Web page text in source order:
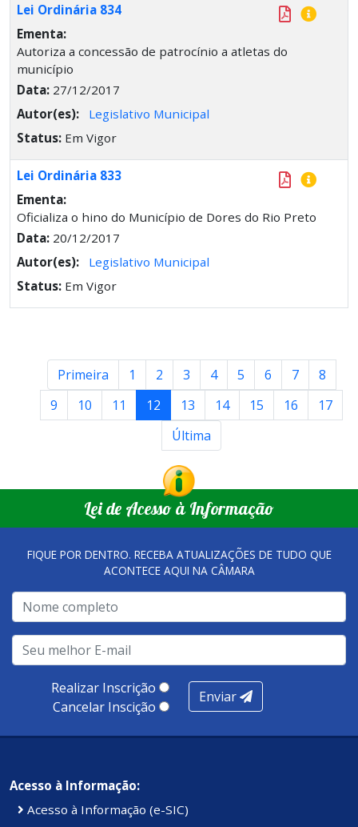
Lei Ordinária 834
Ementa:
Autoriza a concessão de patrocínio a atletas do
município
Data: 27/12/2017
Autor(es):
Legislativo Municipal
Status: Em Vigor
Lei Ordinária 833
Ementa:
Oficializa o hino do Município de Dores do Rio Preto
Data: 20/12/2017
Autor(es):
Legislativo Municipal
Status: Em Vigor
Primeira 1 2 3 4 5 6 7
8
9
10 11 12 13 14 15 16
17
Última
Lei de Acesso à Informação
FIQUE POR DENTRO. RECEBA ATUALIZAÇÕES DE TUDO QUE
ACONTECE AQUI NA CÂMARA
Realizar Inscrição
Cancelar Inscição
Enviar
Acesso à Informação:
Acesso à Informação (e-SIC)